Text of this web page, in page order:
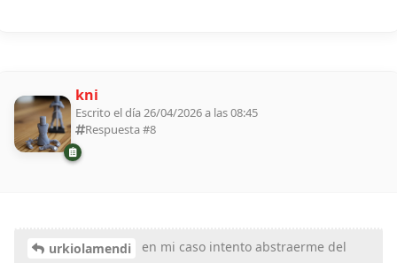
kni
Escrito el día 26/04/2026 a las 08:45
Respuesta #8
urkiolamendi
en mi caso intento abstraerme del